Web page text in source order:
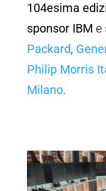
104esima
sponsor IBM e
Packard,
Philip Morris
Milano.